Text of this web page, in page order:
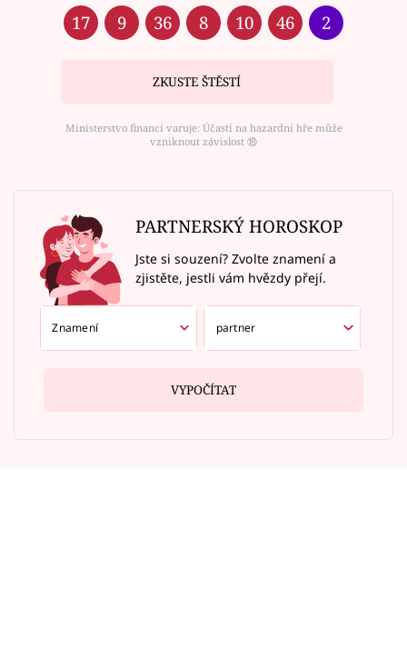
17 9 36 8 10 46 2
ZKUSTE ŠTĚSTÍ
Ministerstvo financí varuje: Účastí na hazardní hře může
vzniknout závislost ⑱
PARTNERSKÝ HOROSKOP
Jste si souzení? Zvolte znamení a
zjistěte, jestli vám hvězdy přejí.
VYPOČÍTAT